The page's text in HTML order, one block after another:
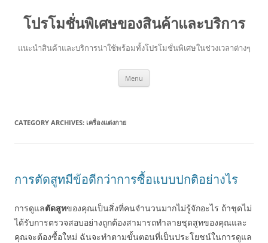
โปรโมชั่นพิเศษของสินค้าและบริการ
แนะนำสินค้าและบริการน่าใช้พร้อมทั้งโปรโมชั่นพิเศษในช่วงเวลาต่างๆ
Menu
CATEGORY ARCHIVES: เครื่องแต่งกาย
การตัดสูทมีข้อดีกว่าการซื้อแบบปกติอย่างไร
การดูแลตัดสูทของคุณเป็นสิ่งที่คนจำนวนมากไม่รู้จักอะไร ถ้าชุดไม่
ได้รับการตรวจสอบอย่างถูกต้องสามารถทำลายชุดสูทของคุณและ
คุณจะต้องซื้อใหม่ ฉันจะทำตามขั้นตอนที่เป็นประโยชน์ในการดูแล